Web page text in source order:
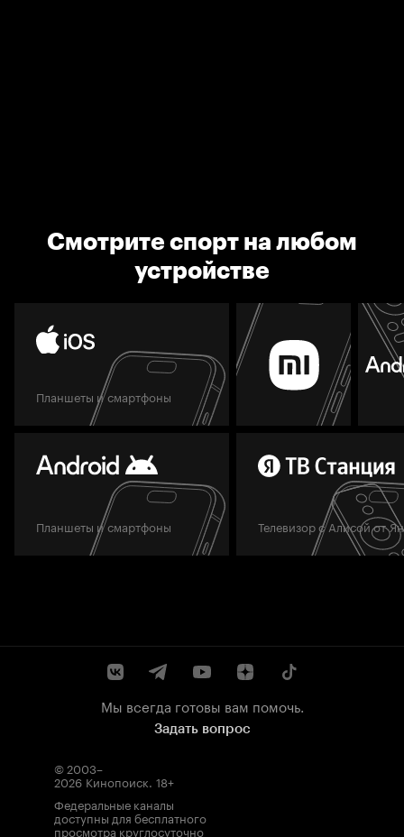
Смотрите спорт на любом
устройстве
Планшеты и смартфоны
Планшеты и смартфоны Телевизор с Алисой от
Мы всегда готовы вам помочь.
Задать вопрос
© 2003–
2026 Кинопоиск. 18+
Федеральные каналы
доступны для бесплатного
просмотра круглосуточно